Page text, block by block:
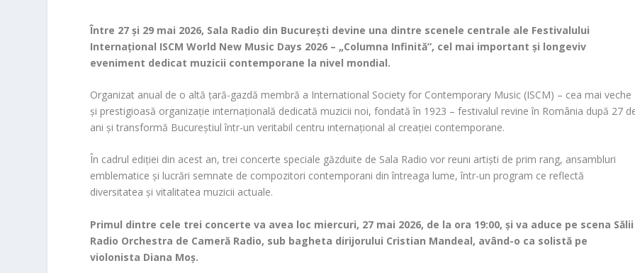
Între 27 și 29 mai 2026, Sala Radio din București devine una dintre scenele centrale ale Festivalului
Internațional ISCM World New Music Days 2026 – „Columna Infinită”, cel mai important și longeviv
eveniment dedicat muzicii contemporane la nivel mondial.
Organizat anual de o altă țară-gazdă membră a International Society for Contemporary Music (ISCM) – cea mai veche
și prestigioasă organizație internațională dedicată muzicii noi, fondată în 1923 – festivalul revine în România după 27
ani și transformă Bucureștiul într-un veritabil centru internațional al creației contemporane.
În cadrul ediției din acest an, trei concerte speciale găzduite de Sala Radio vor reuni artiști de prim rang, ansambluri
emblematice și lucrări semnate de compozitori contemporani din întreaga lume, într-un program ce reflectă
diversitatea și vitalitatea muzicii actuale.
Primul dintre cele trei concerte va avea loc miercuri, 27 mai 2026, de la ora 19:00, și va aduce pe scena Sălii
Radio Orchestra de Cameră Radio, sub bagheta dirijorului Cristian Mandeal, având-o ca solistă pe
violonista Diana Moș.